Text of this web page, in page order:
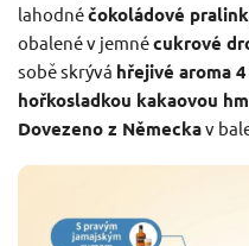
lahodnéčokoládové
obalené v jemnécukrové
sobě skrývá hřejivé aroma
hořkosladkou kakaovou
Dovezeno z Německav